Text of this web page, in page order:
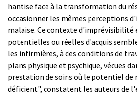
hantise face à la transformation du
occasionner les mêmes perceptions
malaise. Ce contexte d'imprévisibilité
potentielles ou réelles d'acquis
les infirmières, à des conditions de
plans physique et psychique, vécues
prestation de soins où le potentiel de
déficient", constatent les auteurs de